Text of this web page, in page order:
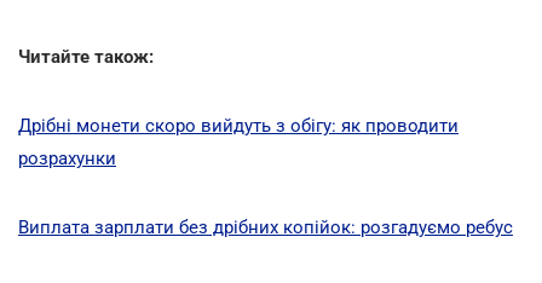
Читайте також:
Дрібні монети скоро вийдуть з обігу: як проводити
розрахунки
Виплата зарплати без дрібних копійок: розгадуємо ребус